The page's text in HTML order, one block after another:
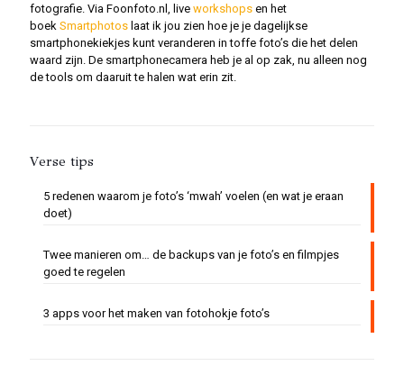
fotografie. Via Foonfoto.nl, live workshops en het
boek Smartphotos laat ik jou zien hoe je je dagelijkse
smartphonekiekjes kunt veranderen in toffe foto’s die het delen
waard zijn. De smartphonecamera heb je al op zak, nu alleen nog
de tools om daaruit te halen wat erin zit.
Verse tips
5 redenen waarom je foto’s ‘mwah’ voelen (en wat je eraan
doet)
Twee manieren om… de backups van je foto’s en filmpjes
goed te regelen
3 apps voor het maken van fotohokje foto’s